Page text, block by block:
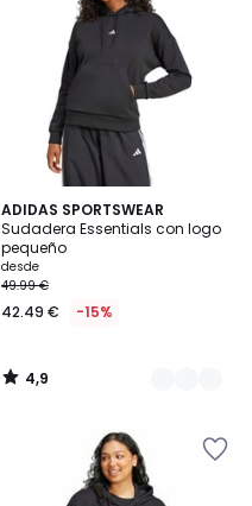
ADIDAS SPORTSWEAR
Sudadera Essentials con logo
pequeño
desde
49.99 €
42.49 € -15%
4,9
/ 5
3
Colores
4,9
/